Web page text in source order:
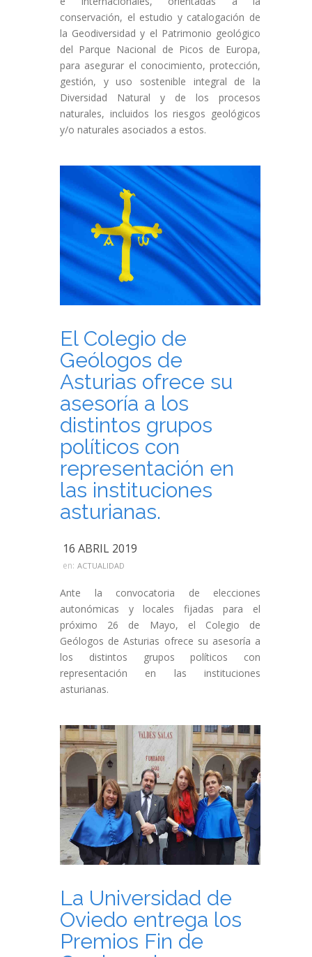
conservación, el estudio y catalogación de
la Geodiversidad y el Patrimonio geológico
del Parque Nacional de Picos de Europa,
para asegurar el conocimiento, protección,
gestión, y uso sostenible integral de la
Diversidad Natural y de los procesos
naturales, incluidos los riesgos geológicos
y/o naturales asociados a estos.
El Colegio de
Geólogos de
Asturias ofrece su
asesoría a los
distintos grupos
políticos con
representación en
las instituciones
asturianas.
16 ABRIL 2019
en: ACTUALIDAD
Ante la convocatoria de elecciones
autonómicas y locales fijadas para el
próximo 26 de Mayo, el Colegio de
Geólogos de Asturias ofrece su asesoría a
los distintos grupos políticos con
representación en las instituciones
asturianas.
La Universidad de
Oviedo entrega los
Premios Fin de